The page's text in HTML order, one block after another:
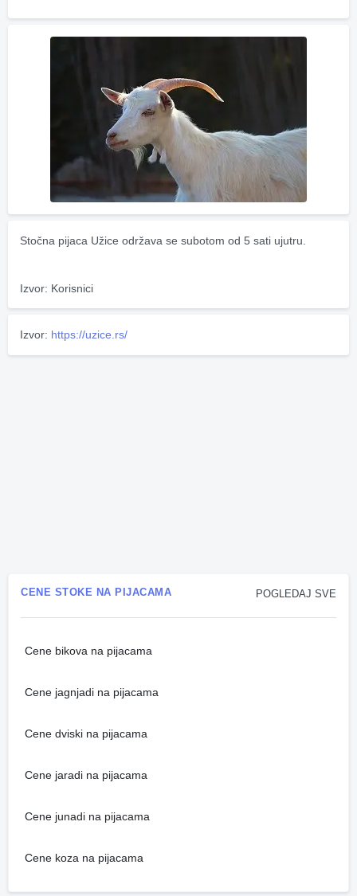
Stočna pijaca Užice održava se subotom od 5 sati ujutru.
Izvor: Korisnici
Izvor: https://uzice.rs/
POGLEDAJ SVE
CENE STOKE NA PIJACAMA
Cene bikova na pijacama
Cene jagnjadi na pijacama
Cene dviski na pijacama
Cene jaradi na pijacama
Cene junadi na pijacama
Cene koza na pijacama